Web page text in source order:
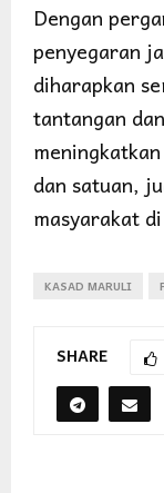
Dengan
penyegaran
diharapkan
tantangan
dan satuan,
masyarakat
KASAD MARULI
SHARE